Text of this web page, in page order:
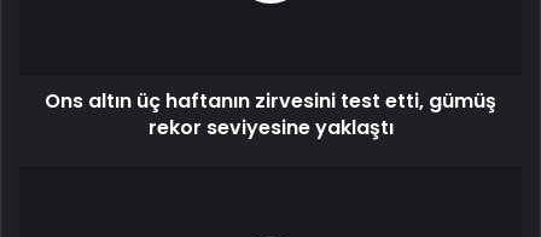
Ons altın üç haftanın zirvesini test etti, gümüş
rekor seviyesine yaklaştı